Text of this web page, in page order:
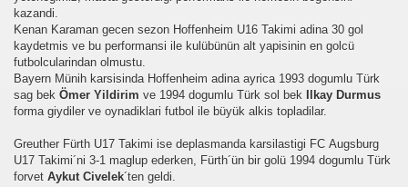
kazandi.
Kenan Karaman gecen sezon Hoffenheim U16 Takimi adina 30 gol
kaydetmis ve bu performansi ile kulübünün alt yapisinin en golcü
futbolcularindan olmustu.
Bayern Münih karsisinda Hoffenheim adina ayrica 1993 dogumlu Türk
sag bek Ömer Yildirim ve 1994 dogumlu Türk sol bek
Ilkay Durmus
forma giydiler ve oynadiklari futbol ile büyük alkis topladilar.
Greuther Fürth U17 Takimi ise deplasmanda karsilastigi FC Augsburg
U17 Takimi´ni 3-1 maglup ederken, Fürth´ün bir golü 1994 dogumlu Türk
forvet Aykut Civelek´ten geldi.